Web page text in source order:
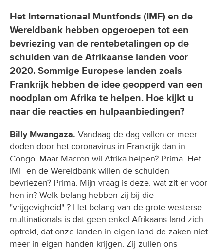
Het Internationaal Muntfonds (IMF) en de
Wereldbank hebben opgeroepen tot een
bevriezing van de rentebetalingen op de
schulden van de Afrikaanse landen voor
2020. Sommige Europese landen zoals
Frankrijk hebben de idee geopperd van een
noodplan om Afrika te helpen. Hoe kijkt u
naar die reacties en hulpaanbiedingen?
Billy Mwangaza. Vandaag de dag vallen er meer
doden door het coronavirus in Frankrijk dan in
Congo. Maar Macron wil Afrika helpen? Prima. Het
IMF en de Wereldbank willen de schulden
bevriezen? Prima. Mijn vraag is deze: wat zit er voor
hen in? Welk belang hebben zij bij die
"vrijgevigheid" ? Het belang van de grote westerse
multinationals is dat geen enkel Afrikaans land zich
optrekt, dat onze landen in eigen land de zaken niet
meer in eigen handen krijgen. Zij zullen ons